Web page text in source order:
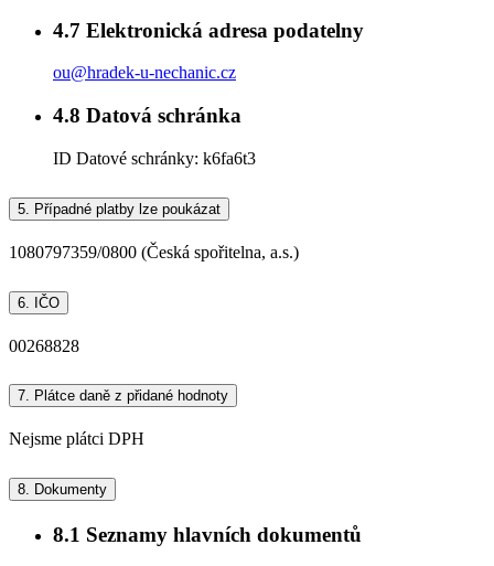
4.7 Elektronická adresa podatelny
ou@hradek-u-nechanic.cz
4.8 Datová schránka
ID Datové schránky: k6fa6t3
5. Případné platby lze poukázat
1080797359/0800 (Česká spořitelna, a.s.)
6. IČO
00268828
7. Plátce daně z přidané hodnoty
Nejsme plátci DPH
8. Dokumenty
8.1 Seznamy hlavních dokumentů